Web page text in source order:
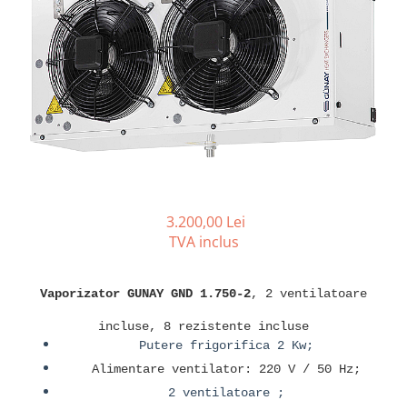
REZISTENTE DIGIVRARE
REZISTENTE SILICONICE
Uleiuri
Ventilatoare
Ventilatoare EbmPapst
Ventilatoare WEIGUANG
Compresoare Cubigel R134a
Compresoare Cubigel R404a
Compresoare Jiaxipera
VAPORIZATOARE LU-VE
3.200,00 Lei
TVA inclus
Vaporizator GUNAY GND 1.750-2, 2 ventilatoare
incluse, 8 rezistente incluse
Putere frigorifica 2 Kw;
Alimentare ventilator: 220 V / 50 Hz;
2 ventilatoare ;